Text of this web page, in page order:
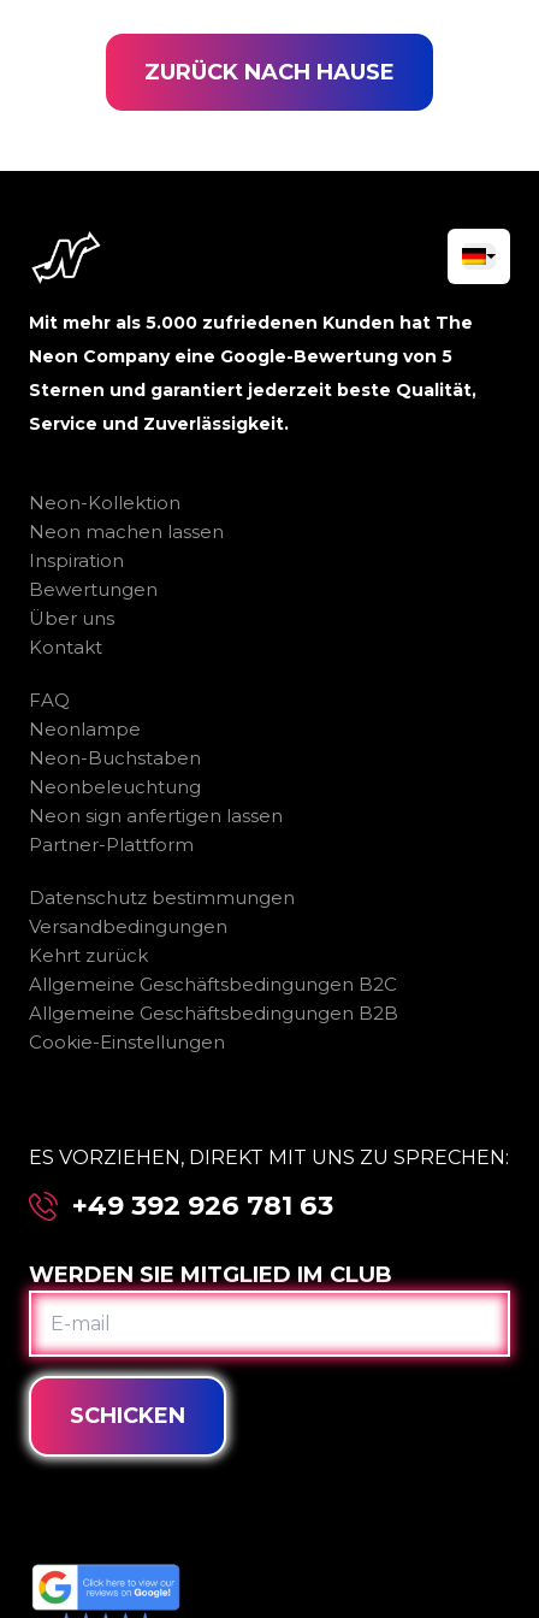
ZURÜCK NACH HAUSE
Mit mehr als 5.000 zufriedenen Kunden hat The
Neon Company eine Google-Bewertung von 5
Sternen und garantiert jederzeit beste Qualität,
Service und Zuverlässigkeit.
Neon-Kollektion
Neon machen lassen
Inspiration
Bewertungen
Über uns
Kontakt
FAQ
Neonlampe
Neon-Buchstaben
Neonbeleuchtung
Neon sign anfertigen lassen
Partner-Plattform
Datenschutz bestimmungen
Versandbedingungen
Kehrt zurück
Allgemeine Geschäftsbedingungen B2C
Allgemeine Geschäftsbedingungen B2B
Cookie-Einstellungen
ES VORZIEHEN, DIREKT MIT UNS ZU SPRECHEN:
+49 392 926 781 63
WERDEN SIE MITGLIED IM CLUB
E-
MAIL
SCHICKEN